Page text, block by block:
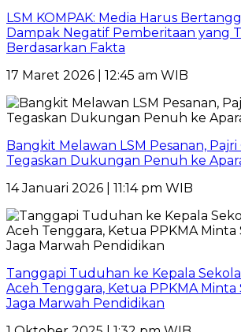
LSM KOMPAK: Media Harus
Dampak Negatif Pemberitaan yang
Berdasarkan Fakta
17 Maret 2026 | 12:45 am WIB
Bangkit Melawan LSM Pesanan, Pajri
Tegaskan Dukungan Penuh ke
14 Januari 2026 | 11:14 pm WIB
Tanggapi Tuduhan ke Kepala
Aceh Tenggara, Ketua PPKMA Minta
Jaga Marwah Pendidikan